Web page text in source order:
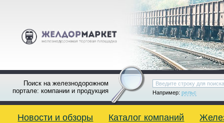
Поиск на железнодорожном
портале: компании и продукция
Например: рельс
Новости и обзоры Каталог компаний